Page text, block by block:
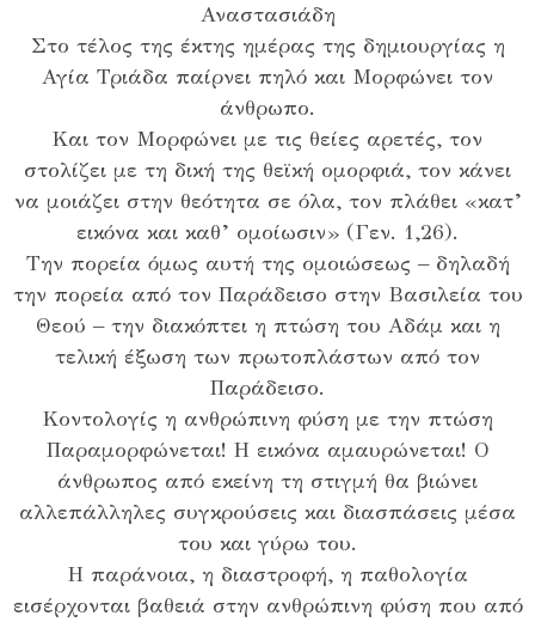
Αναστασιάδη
Στο τέλος της έκτης ημέρας της δημιουργίας η
Αγία Τριάδα παίρνει πηλό και Μορφώνει τον
άνθρωπο.
Και τον Μορφώνει με τις θείες αρετές, τον
στολίζει με τη δική της θεϊκή ομορφιά, τον κάνει
να μοιάζει στην θεότητα σε όλα, τον πλάθει «κατ’
εικόνα και καθ’ ομοίωσιν» (Γεν. 1,26).
Την πορεία όμως αυτή της ομοιώσεως – δηλαδή
την πορεία από τον Παράδεισο στην Βασιλεία του
Θεού – την διακόπτει η πτώση του Αδάμ και η
τελική έξωση των πρωτοπλάστων από τον
Παράδεισο.
Κοντολογίς η ανθρώπινη φύση με την πτώση
Παραμορφώνεται! Η εικόνα αμαυρώνεται! Ο
άνθρωπος από εκείνη τη στιγμή θα βιώνει
αλλεπάλληλες συγκρούσεις και διασπάσεις μέσα
του και γύρω του.
Η παράνοια, η διαστροφή, η παθολογία
εισέρχονται βαθειά στην ανθρώπινη φύση που από